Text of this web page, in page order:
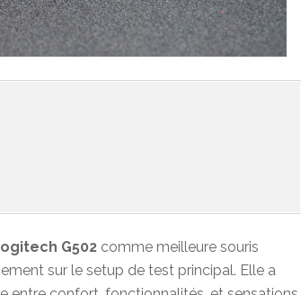
G502 comme meilleure souris
sur le setup de test principal. Elle a